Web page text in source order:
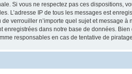
Si vous ne respectez pas ces dispositions,
L’adresse IP de tous les messages est
verrouiller n’importe quel sujet et message
dans notre base de données.
responsables en cas de tentative de